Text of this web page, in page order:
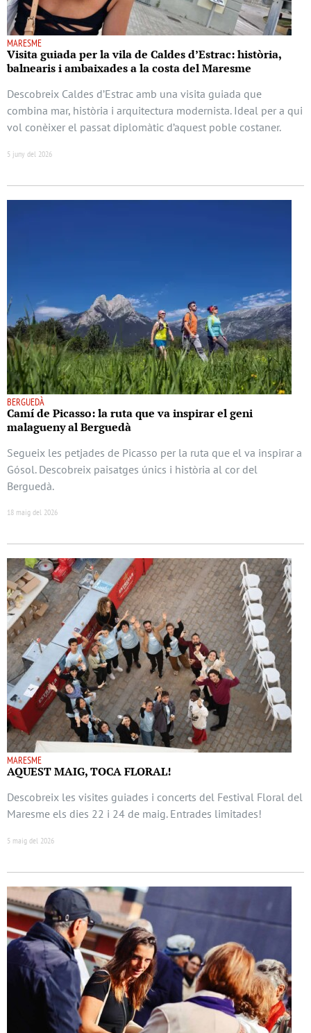
MARESME
Visita guiada per la vila de Caldes d’Estrac: història,
balnearis i ambaixades a la costa del Maresme
Descobreix Caldes d’Estrac amb una visita guiada que
combina mar, història i arquitectura modernista. Ideal per a qui
vol conèixer el passat diplomàtic d’aquest poble costaner.
5 juny del 2026
BERGUEDÀ
Camí de Picasso: la ruta que va inspirar el geni
malagueny al Berguedà
Segueix les petjades de Picasso per la ruta que el va inspirar a
Gósol. Descobreix paisatges únics i història al cor del
Berguedà.
18 maig del 2026
MARESME
AQUEST MAIG, TOCA FLORAL!
Descobreix les visites guiades i concerts del Festival Floral del
Maresme els dies 22 i 24 de maig. Entrades limitades!
5 maig del 2026